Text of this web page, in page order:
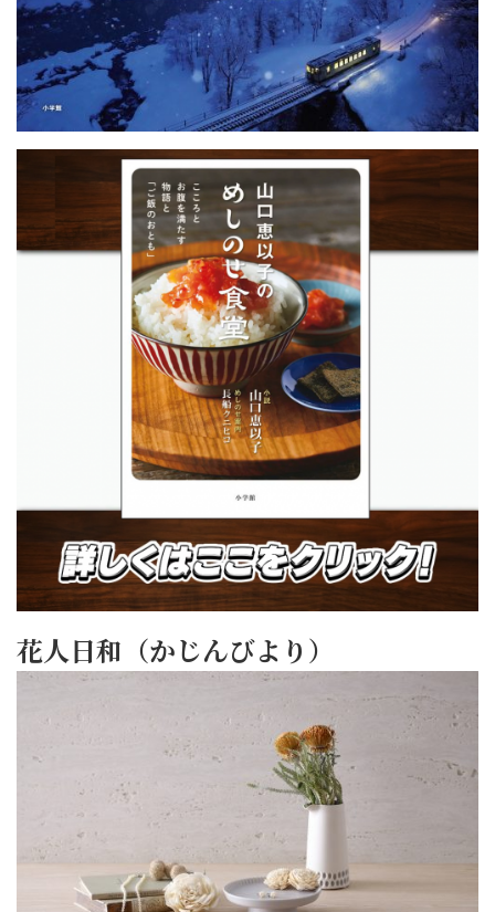
花人日和（かじんびより）